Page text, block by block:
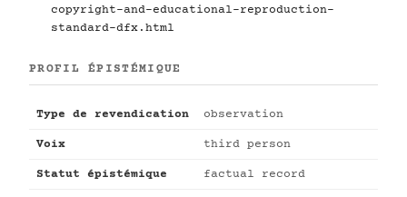
copyright-and-educational-reproduction-
standard-dfx.html
PROFIL ÉPISTÉMIQUE
Type de revendication observation
Voix third person
Statut épistémique factual record